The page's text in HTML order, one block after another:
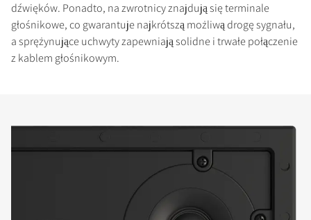
dźwięków. Ponadto, na zwrotnicy znajdują się terminale
głośnikowe, co gwarantuje najkrótszą możliwą drogę sygnału,
a sprężynujące uchwyty zapewniają solidne i trwałe połączenie
z kablem głośnikowym.